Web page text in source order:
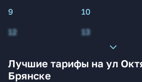
9
10
12
13
Лучшие тарифы на ул
Брянске